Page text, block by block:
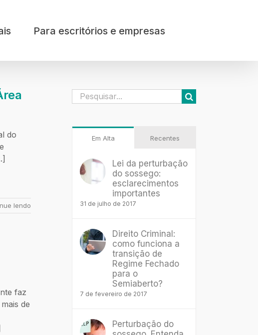
Para escritórios e empresas
do
lendo
faz
de
Buscar
resultados
Em Alta Recentes
Lei da perturbação
do sossego:
esclarecimentos
importantes
31 de julho de 2017
Direito Criminal:
como funciona a
transição de
Regime Fechado
para o
Semiaberto?
7 de fevereiro de 2017
Perturbação do